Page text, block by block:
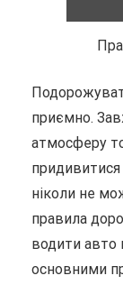
приємно.
атмосферу
ніколи не
правила
водити авто
основними